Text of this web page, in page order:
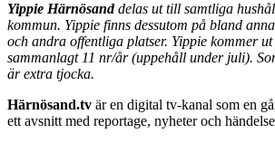
Yippie Härnösanddelas ut till samtliga
kommun. Yippie finns dessutom på bland
och andra offentliga platser. Yippie kommer ut
sammanlagt 11 nr/år (uppehåll under juli).
är extra tjocka.
Härnösand.tv är en digital tv-kanal som en
ett avsnitt med reportage, nyheter och